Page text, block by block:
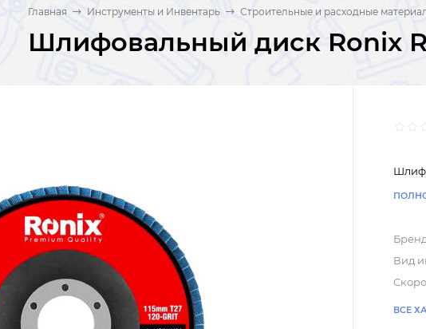
Главная Инструменты и Инвентарь Строительные и расходные
Шлифовальный диск Ronix
Бренд
Вид
ВСЕ